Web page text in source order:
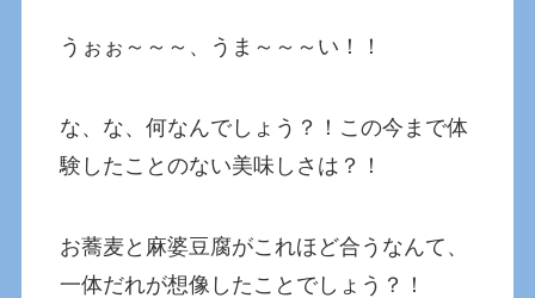
うぉぉ～～～、うま～～～い！！
な、な、何なんでしょう？！この今まで体
験したことのない美味しさは？！
お蕎麦と麻婆豆腐がこれほど合うなんて、
一体だれが想像したことでしょう？！